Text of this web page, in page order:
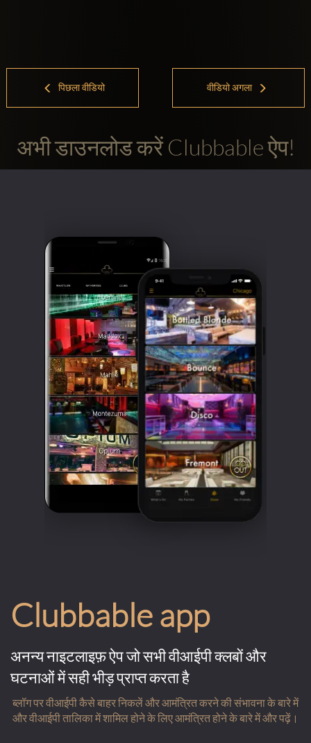
पिछला वीडियो वीडियो अगला
अभी डाउनलोड करें Clubbable ऐप!
Clubbable app
अनन्य नाइटलाइफ़ ऐप जो सभी वीआईपी क्लबों और
घटनाओं में सही भीड़ प्राप्त करता है
ब्लॉग पर वीआईपी कैसे बाहर निकलें और आमंत्रित करने की संभावना के बारे में
और वीआईपी तालिका में शामिल होने के लिए आमंत्रित होने के बारे में और पढ़ें।